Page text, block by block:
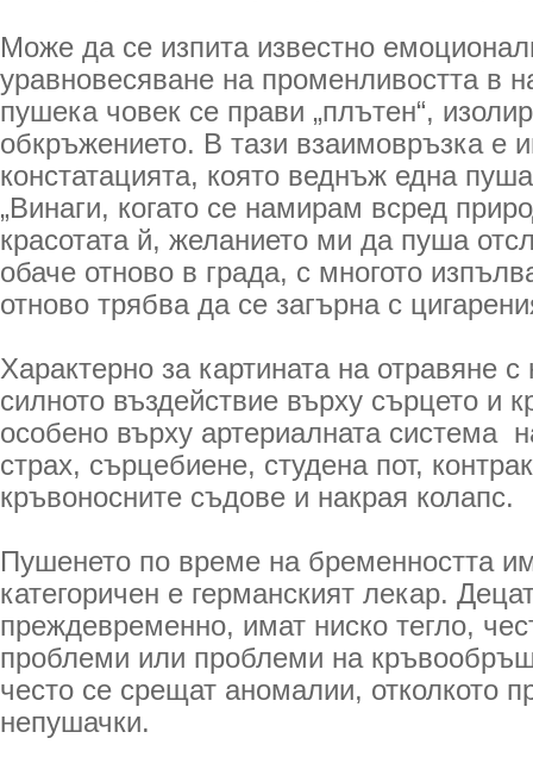
Може да се изпита известно
уравновесяване на променливостта в
пушека човек се прави „плътен“,
обкръжението. В тази взаимовръзка е
констатацията, която веднъж една
„Винаги, когато се намирам всред
красотата й, желанието ми да пуша
обаче отново в града, с многото
отново трябва да се загърна с
Характерно за картината на отравяне с
силното въздействие върху сърцето и
особено върху артериалната система
страх, сърцебиене, студена пот,
кръвоносните съдове и накрая колапс.
Пушенето по време на бременността
категоричен е германският лекар.
преждевременно, имат ниско тегло,
проблеми или проблеми на
често се срещат аномалии, отколкото
непушачки.